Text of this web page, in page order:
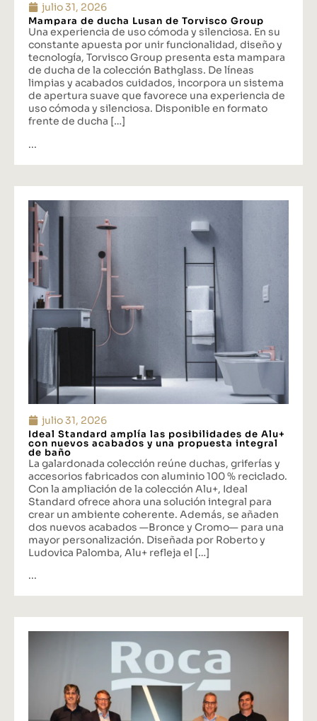
julio 31, 2026
Mampara de ducha Lusan de Torvisco Group
Una experiencia de uso cómoda y silenciosa. En su
constante apuesta por unir funcionalidad, diseño y
tecnología, Torvisco Group presenta esta mampara
de ducha de la colección Bathglass. De líneas
limpias y acabados cuidados, incorpora un sistema
de apertura suave que favorece una experiencia de
uso cómoda y silenciosa. Disponible en formato
frente de ducha […]
...
julio 31, 2026
Ideal Standard amplía las posibilidades de Alu+
con nuevos acabados y una propuesta integral
de baño
La galardonada colección reúne duchas, griferías y
accesorios fabricados con aluminio 100 % reciclado.
Con la ampliación de la colección Alu+, Ideal
Standard ofrece ahora una solución integral para
crear un ambiente coherente. Además, se añaden
dos nuevos acabados —Bronce y Cromo— para una
mayor personalización. Diseñada por Roberto y
Ludovica Palomba, Alu+ refleja el […]
...